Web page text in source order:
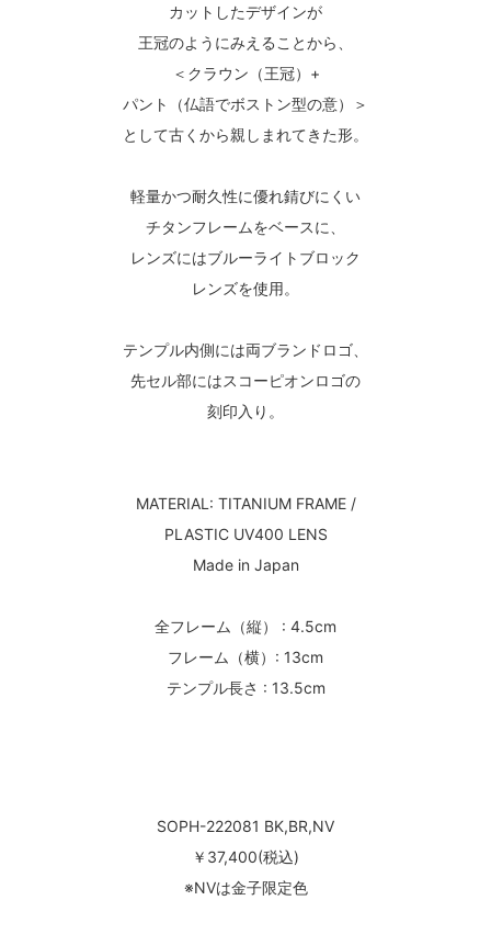
カットしたデザインが
王冠のようにみえることから、
＜クラウン（王冠）+
パント（仏語でボストン型の意）＞
として古くから親しまれてきた形。
軽量かつ耐久性に優れ錆びにくい
チタンフレームをベースに、
レンズにはブルーライトブロック
レンズを使用。
テンプル内側には両ブランドロゴ、
先セル部にはスコーピオンロゴの
刻印入り。
MATERIAL: TITANIUM FRAME /
PLASTIC UV400 LENS
Made in Japan
全フレーム（縦） : 4.5cm
フレーム（横）: 13cm
テンプル長さ : 13.5cm
SOPH-222081 BK,BR,NV
￥37,400(税込)
※NVは金子限定色